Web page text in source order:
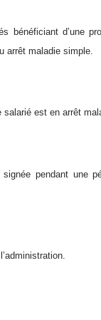
bénéficiant d’une
arrêt maladie simple.
salarié est en arrêt
pendant une